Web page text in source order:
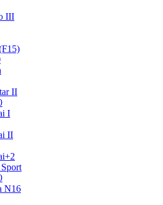
III
II
I
II
N16